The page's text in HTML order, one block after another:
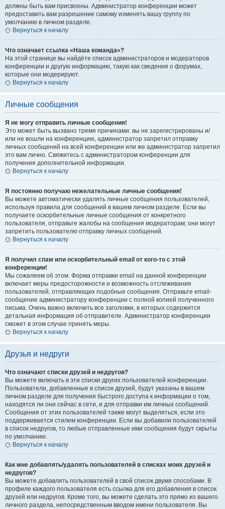
должны быть вам присвоены. Администратор конференции может
предоставить вам разрешение самому изменять вашу группу по
умолчанию в личном разделе.
Вернуться к началу
Что означает ссылка «Наша команда»?
На этой странице вы найдёте список администраторов и модераторов
конференции и другую информацию, такую как сведения о форумах,
которые они модерируют.
Вернуться к началу
Личные сообщения
Я не могу отправить личные сообщения!
Это может быть вызвано тремя причинами: вы не зарегистрированы и/
или не вошли на конференцию, администратор запретил отправку
личных сообщений на всей конференции или же администратор запретил
это вам лично. Свяжитесь с администратором конференции для
получения дополнительной информации.
Вернуться к началу
Я постоянно получаю нежелательные личные сообщения!
Вы можете автоматически удалять личные сообщения пользователей,
используя правила для сообщений в вашем личном разделе. Если вы
получаете оскорбительные личные сообщения от конкретного
пользователя, отправьте жалобы на сообщения модераторам; они могут
запретить пользователю отправку личных сообщений.
Вернуться к началу
Я получил спам или оскорбительный email от кого-то с этой
конференции!
Мы сожалеем об этом. Форма отправки email на данной конференции
включает меры предосторожности и возможность отслеживания
пользователей, отправляющих подобные сообщения. Отправьте email-
сообщение администратору конференции с полной копией полученного
письма. Очень важно включить все заголовки, в которых содержится
детальная информация об отправителе. Администратор конференции
сможет в этом случае принять меры.
Вернуться к началу
Друзья и недруги
Что означают списки друзей и недругов?
Вы можете включать в эти списки других пользователей конференции.
Пользователи, добавленные в список друзей, будут указаны в вашем
личном разделе для получения быстрого доступа к информации о том,
находятся ли они сейчас в сети, и для отправки им личных сообщений.
Сообщения от этих пользователей также могут выделяться, если это
поддерживается стилем конференции. Если вы добавили пользователей
в список недругов, то любые отправленные ими сообщения будут скрыты
по умолчанию.
Вернуться к началу
Как мне добавлять/удалять пользователей в списках моих друзей и
недругов?
Вы можете добавлять пользователей в свой список двумя способами. В
профиле каждого пользователя есть ссылка для его добавления в список
друзей или недругов. Кроме того, вы можете сделать это прямо из вашего
личного раздела, непосредственным вводом имени пользователя. Вы